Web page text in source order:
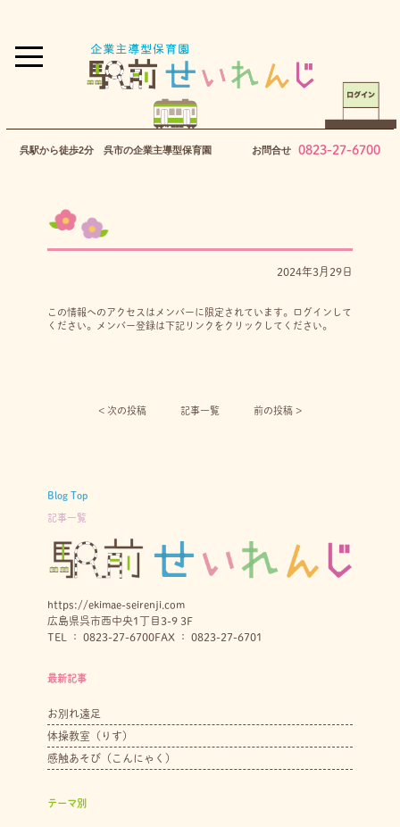
呉駅から徒歩2分 呉市の企業主導型保育園 お問合せ 0823-27-6700
2024年3月29日
この情報へのアクセスはメンバーに限定されています。ログインして
ください。メンバー登録は下記リンクをクリックしてください。
< 次の投稿︎ 記事一覧 前の投稿 >
Blog Top
記事一覧
https://ekimae-seirenji.com
広島県呉市西中央1丁目3-9 3F
TEL ： 0823-27-6700FAX ： 0823-27-6701
最新記事
お別れ遠足
体操教室（りす）
感触あそび（こんにゃく）
テーマ別